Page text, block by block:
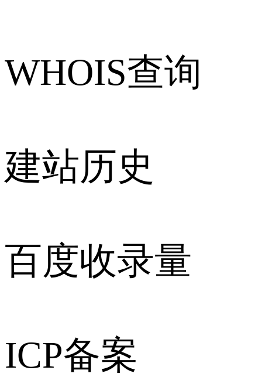
WHOIS查询
建站历史
百度收录量
ICP备案